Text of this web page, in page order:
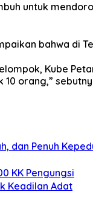
untuk
bahwa di
Kube
10 orang,”
dan Penuh
KK Pengungsi
Keadilan Adat